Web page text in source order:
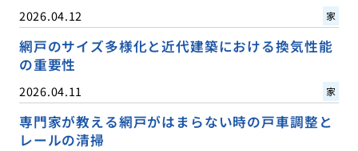
2026.04.12 家
網戸のサイズ多様化と近代建築における換気性能
の重要性
2026.04.11 家
専門家が教える網戸がはまらない時の戸車調整と
レールの清掃